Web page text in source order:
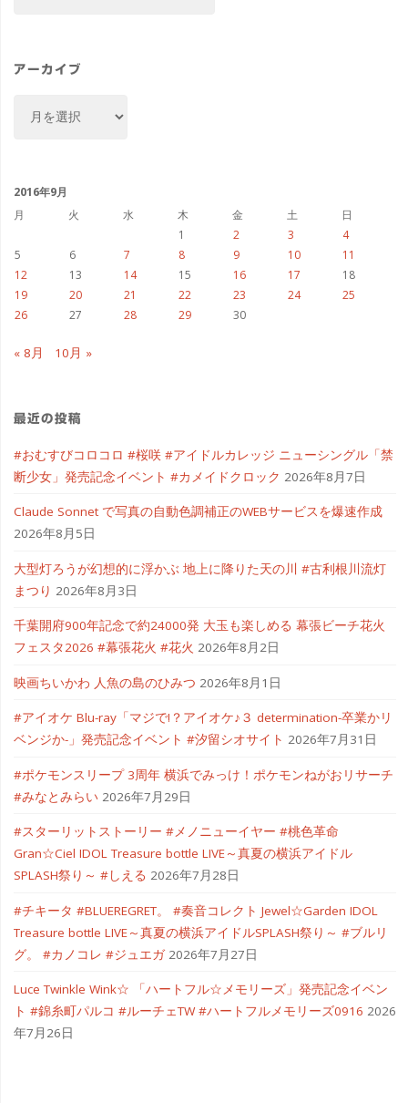
ー
アーカイブ
ブ
2016年9月
月
火 水 木 金 土
日
1
2 3
4
5
6 7 8 9 10
11
12
13 14 15 16 17
18
19
20 21 22 23 24
25
26
27 28 29 30
« 8月 10月 »
最近の投稿
#おむすびコロコロ #桜咲 #アイドルカレッジ ニューシングル「禁
断少女」発売記念イベント #カメイドクロック 2026年8月7日
Claude Sonnet で写真の自動色調補正のWEBサービスを爆速作成
2026年8月5日
大型灯ろうが幻想的に浮かぶ 地上に降りた天の川 #古利根川流灯
まつり 2026年8月3日
千葉開府900年記念で約24000発 大玉も楽しめる 幕張ビーチ花火
フェスタ2026 #幕張花火 #花火 2026年8月2日
映画ちいかわ 人魚の島のひみつ 2026年8月1日
#アイオケ Blu-ray「マジで!？アイオケ♪３ determination-卒業かリ
ベンジか-」発売記念イベント #汐留シオサイト 2026年7月31日
#ポケモンスリープ 3周年 横浜でみっけ！ポケモンねがおリサーチ
#みなとみらい 2026年7月29日
#スターリットストーリー #メノニューイヤー #桃色革命
Gran☆Ciel IDOL Treasure bottle LIVE～真夏の横浜アイドル
SPLASH祭り～ #しえる 2026年7月28日
#チキータ #BLUEREGRET。 #奏音コレクト Jewel☆Garden IDOL
Treasure bottle LIVE～真夏の横浜アイドルSPLASH祭り～ #ブルリ
グ。 #カノコレ #ジュエガ 2026年7月27日
Luce Twinkle Wink☆ 「ハートフル☆メモリーズ」発売記念イベン
ト #錦糸町パルコ #ルーチェTW #ハートフルメモリーズ0916 2026
年7月26日